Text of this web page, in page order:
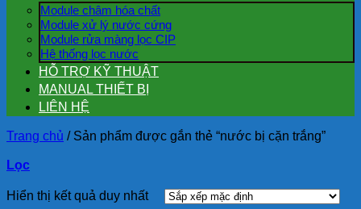
Module châm hóa chất
Module xử lý nước cứng
Module rửa màng lọc CIP
Hệ thống lọc nước
HỖ TRỢ KỸ THUẬT
MANUAL THIẾT BỊ
LIÊN HỆ
Trang chủ /Sản phẩm được gắn thẻ “nước bị cặn trắng”
Lọc
Hiển thị kết quả duy nhất